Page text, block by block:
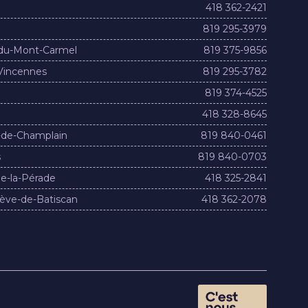
418 362-2421
819 295-3979
Mont-Carmel
819 375-9856
819 295-3782
819 374-4525
418 328-8645
Champlain
819 840-0461
819 840-0703
la-Pérade
418 325-2841
de-Batiscan
418 362-2078